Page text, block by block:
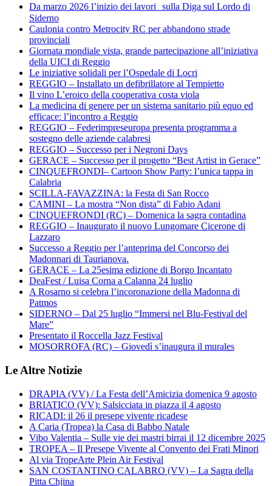
Da marzo 2026 l’inizio dei lavori sulla Diga sul Lordo di
Siderno
Caulonia contro Metrocity RC per abbandono strade
provinciali
Giornata mondiale vista, grande partecipazione all’iniziativa
della UICI di Reggio
Le iniziative solidali per l’Ospedale di Locri
REGGIO – Installato un defibrillatore al Tempietto
Il vino L’eroico della cooperativa costa viola
La medicina di genere per un sistema sanitario più equo ed
efficace: l’incontro a Reggio
REGGIO – Federimpreseuropa presenta programma a
sostegno delle aziende calabresi
REGGIO – Successo per i Negroni Days
GERACE – Successo per il progetto “Best Artist in Gerace”
CINQUEFRONDI– Cartoon Show Party: l’unica tappa in
Calabria
SCILLA-FAVAZZINA: la Festa di San Rocco
CAMINI – La mostra “Non dista” di Fabio Adani
CINQUEFRONDI (RC) – Domenica la sagra contadina
REGGIO – Inaugurato il nuovo Lungomare Cicerone di
Lazzaro
Successo a Reggio per l’anteprima del Concorso dei
Madonnari di Taurianova.
GERACE – La 25esima edizione di Borgo Incantato
DeaFest / Luisa Corna a Calanna 24 luglio
A Rosarno si celebra l’incoronazione della Madonna di
Patmos
SIDERNO – Dal 25 luglio “Immersi nel Blu-Festival del
Mare”
Presentato il Roccella Jazz Festival
MOSORROFA (RC) – Giovedì s’inaugura il murales
Le Altre Notizie
DRAPIA (VV) / La Festa dell’Amicizia domenica 9 agosto
BRIATICO (VV): Salsicciata in piazza il 4 agosto
RICADI: il 26 il presepe vivente ricadese
A Caria (Tropea) la Casa di Babbo Natale
Vibo Valentia – Sulle vie dei mastri birrai il 12 dicembre 2025
TROPEA – Il Presepe Vivente al Convento dei Frati Minori
Al via TropeArte Plein Air Festival
SAN COSTANTINO CALABRO (VV) – La Sagra della
Pitta Chjina